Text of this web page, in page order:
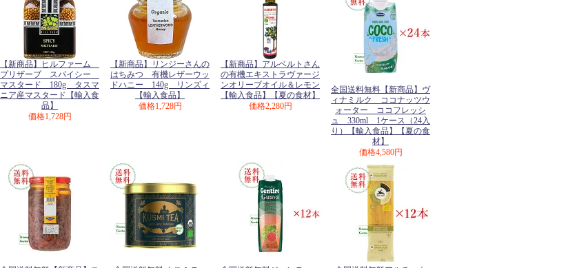
【新商品】ヒルファーム
プリザーブ スパイシー
マスタード 180g タスマ
ニア産マスタード【輸入食
品】
価格1,728円
【新商品】リンジーさんの
はちみつ 有機レザーウッ
ドハニー 140g リンズィ
【輸入食品】
価格1,728円
【新商品】アルベルトさん
の有機エキストラヴァージ
ンオリーブオイル＆レモン
【輸入食品】【夏の食材】
価格2,280円
全国送料無料【新商品】ヴ
ィナミルク ココナッツウ
ォーター ココフレッシ
ュ 330ml 1ケース（24入
り）【輸入食品】【夏の食
材】
価格4,580円